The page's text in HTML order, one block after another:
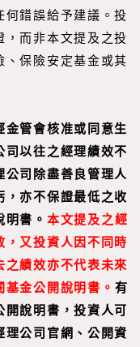
何錯誤給予建議。投
，而非本文提及之投
、保險安定基金或其
金管會核准或同意生
司以往之經理績效不
司除盡善良管理人
，亦不保證最低之收
書。 本文提及之經
，又投資人因不同時
之績效亦不代表未來
金公開說明書。 有
開說明書，投資人可
理公司官網、公開資